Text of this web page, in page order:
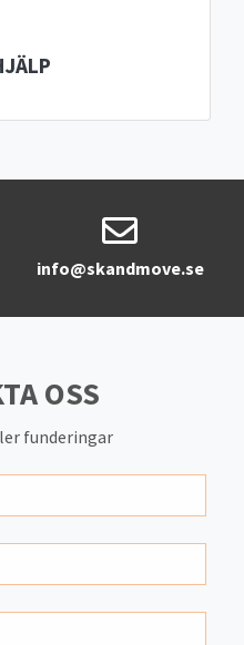
info@skandmove.se
OSS
funderingar